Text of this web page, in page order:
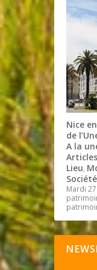
Nice
de
A la
Articles
Lieu,
Société
Mardi